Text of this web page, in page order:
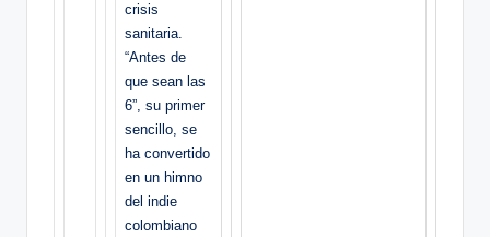
crisis
sanitaria.
“Antes de
que sean las
6”, su primer
sencillo, se
ha convertido
en un himno
del indie
colombiano